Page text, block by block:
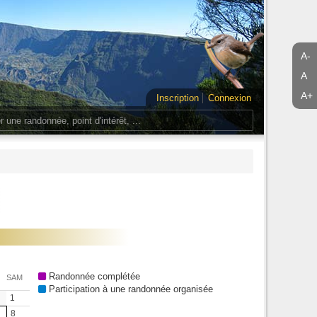
A-
A
A+
Inscription
Connexion
SAM
1
8
Randonnée complétée
Participation à une randonnée organisée